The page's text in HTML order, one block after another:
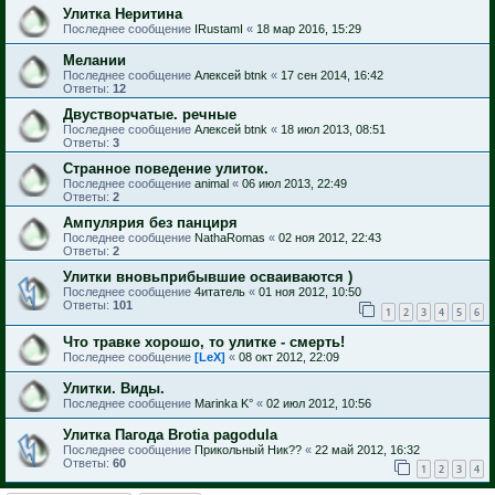
Улитка Неритина
Последнее сообщение IRustamI « 18 мар 2016, 15:29
Мелании
Последнее сообщение Алексей btnk « 17 сен 2014, 16:42
Ответы: 12
Двустворчатые. речные
Последнее сообщение Алексей btnk « 18 июл 2013, 08:51
Ответы: 3
Странное поведение улиток.
Последнее сообщение animal « 06 июл 2013, 22:49
Ответы: 2
Ампулярия без панциря
Последнее сообщение NathaRomas « 02 ноя 2012, 22:43
Ответы: 2
Улитки вновьприбывшие осваиваются )
Последнее сообщение 4итатель « 01 ноя 2012, 10:50
Ответы: 101 1 2 3 4 5 6
Что травке хорошо, то улитке - смерть!
Последнее сообщение [LeX] « 08 окт 2012, 22:09
Улитки. Виды.
Последнее сообщение Marinka K° « 02 июл 2012, 10:56
Улитка Пагода Brotia pagodula
Последнее сообщение Прикольный Ник?? « 22 май 2012, 16:32
Ответы: 60 1 2 3 4